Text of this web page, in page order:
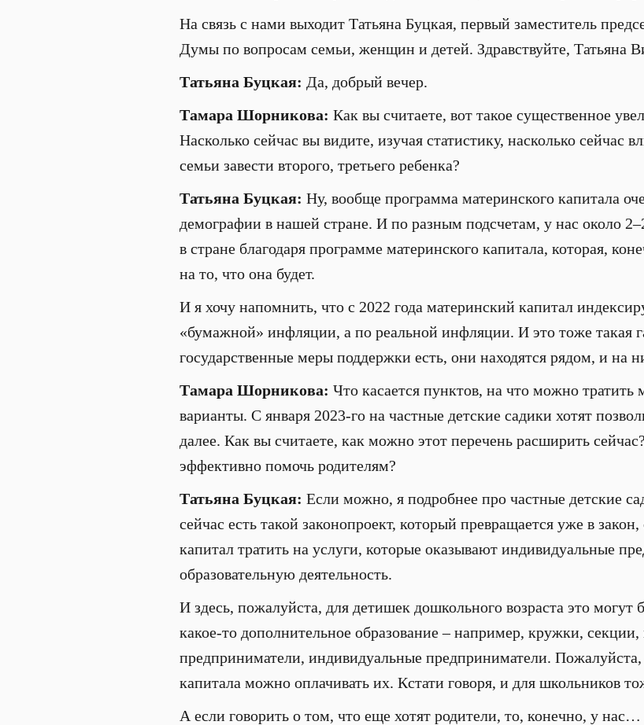
На связь с нами выходит Татьяна Буцкая, первый заместитель
Думы по вопросам семьи, женщин и детей. Здравствуйте, Татьяна
Татьяна Буцкая: Да, добрый вечер.
Тамара Шорникова: Как вы считаете, вот такое существенное
Насколько сейчас вы видите, изучая статистику, насколько сейчас
семьи завести второго, третьего ребенка?
Татьяна Буцкая: Ну, вообще программа материнского капитала
демографии в нашей стране. И по разным подсчетам, у нас около
в стране благодаря программе материнского капитала, которая,
на то, что она будет.
И я хочу напомнить, что с 2022 года материнский капитал
«бумажной» инфляции, а по реальной инфляции. И это тоже такая
государственные меры поддержки есть, они находятся рядом, и на
Тамара Шорникова: Что касается пунктов, на что можно тратить
варианты. С января 2023-го на частные детские садики хотят
далее. Как вы считаете, как можно этот перечень расширить
эффективно помочь родителям?
Татьяна Буцкая: Если можно, я подробнее про частные детские
сейчас есть такой законопроект, который превращается уже в
капитал тратить на услуги, которые оказывают индивидуальные
образовательную деятельность.
И здесь, пожалуйста, для детишек дошкольного возраста это могут
какое-то дополнительное образование – например, кружки,
предприниматели, индивидуальные предприниматели. Пожалуйста,
капитала можно оплачивать их. Кстати говоря, и для школьников
А если говорить о том, что еще хотят родители, то, конечно, у